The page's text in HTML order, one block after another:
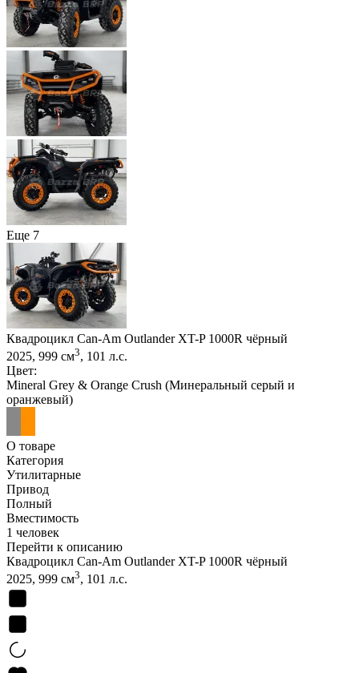
Еще 7
Квадроцикл Can-Am Outlander XT-P 1000R чёрный
2025, 999 см3, 101 л.с.
Цвет:
Mineral Grey & Orange Crush (Минеральный серый и
оранжевый)
О товаре
Категория
Утилитарные
Привод
Полный
Вместимость
1 человек
Перейти к описанию
Квадроцикл Can-Am Outlander XT-P 1000R чёрный
2025, 999 см3, 101 л.с.